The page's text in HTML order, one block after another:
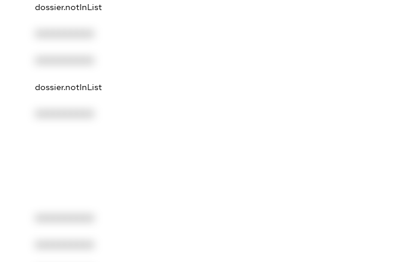
dossier.notInList
dossier.notInList